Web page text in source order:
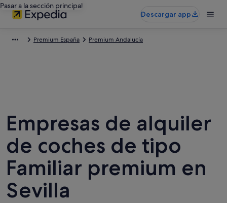
Pasar a la sección principal
Descargar app
Premium España Premium Andalucía
Empresas de alquiler
de coches de tipo
Familiar premium en
Sevilla